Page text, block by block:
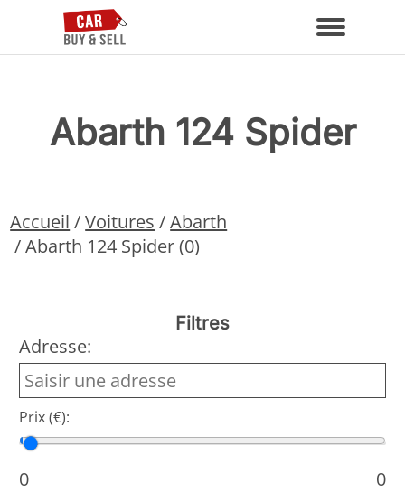
Abarth 124 Spider
Accueil /Voitures /Abarth
/Abarth 124 Spider (0)
Filtres
Adresse:
Prix (€):
Prix min.
Prix max.
0
0